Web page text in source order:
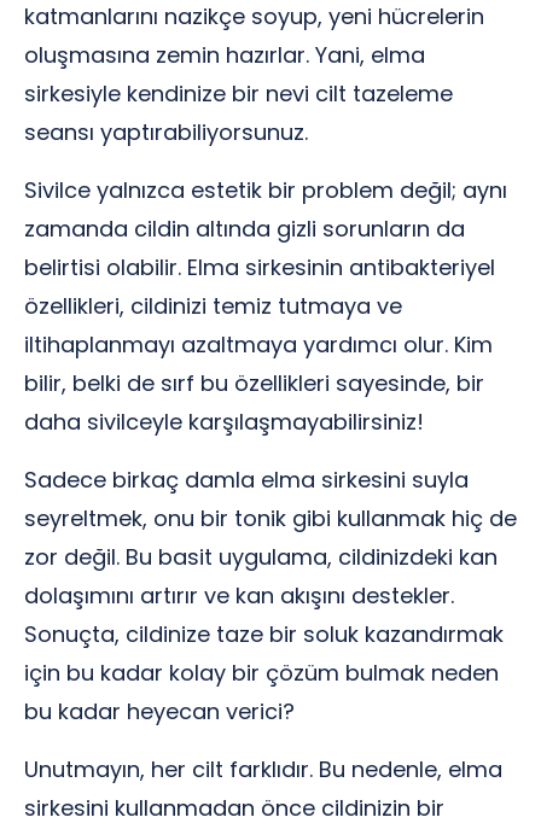
katmanlarını nazikçe soyup, yeni hücrelerin
oluşmasına zemin hazırlar. Yani, elma
sirkesiyle kendinize bir nevi cilt tazeleme
seansı yaptırabiliyorsunuz.
Sivilce yalnızca estetik bir problem değil; aynı
zamanda cildin altında gizli sorunların da
belirtisi olabilir. Elma sirkesinin antibakteriyel
özellikleri, cildinizi temiz tutmaya ve
iltihaplanmayı azaltmaya yardımcı olur. Kim
bilir, belki de sırf bu özellikleri sayesinde, bir
daha sivilceyle karşılaşmayabilirsiniz!
Sadece birkaç damla elma sirkesini suyla
seyreltmek, onu bir tonik gibi kullanmak hiç de
zor değil. Bu basit uygulama, cildinizdeki kan
dolaşımını artırır ve kan akışını destekler.
Sonuçta, cildinize taze bir soluk kazandırmak
için bu kadar kolay bir çözüm bulmak neden
bu kadar heyecan verici?
Unutmayın, her cilt farklıdır. Bu nedenle, elma
sirkesini kullanmadan önce cildinizin bir